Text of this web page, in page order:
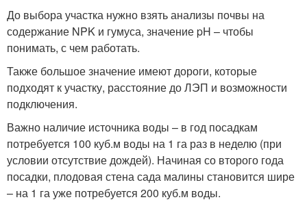
До выбора участка нужно взять анализы почвы на
содержание NPK и гумуса, значение pH – чтобы
понимать, с чем работать.
Также большое значение имеют дороги, которые
подходят к участку, расстояние до ЛЭП и возможности
подключения.
Важно наличие источника воды – в год посадкам
потребуется 100 куб.м воды на 1 га раз в неделю (при
условии отсутствие дождей). Начиная со второго года
посадки, плодовая стена сада малины становится шире
– на 1 га уже потребуется 200 куб.м воды.